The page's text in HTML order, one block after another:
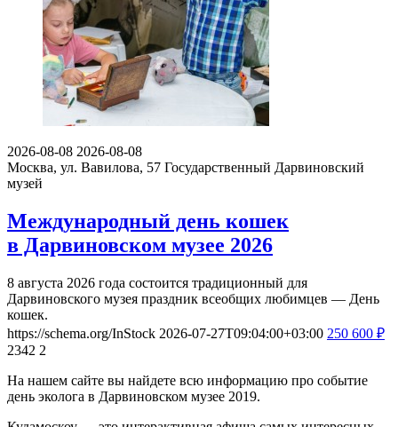
2026-08-08 2026-08-08
Москва, ул. Вавилова, 57 Государственный Дарвиновский
музей
Международный день кошек
в Дарвиновском музее 2026
8 августа 2026 года состоится традиционный для
Дарвиновского музея праздник всеобщих любимцев — День
кошек.
https://schema.org/InStock 2026-07-27T09:04:00+03:00 250 600 ₽
2342 2
На нашем сайте вы найдете всю информацию про событие
день эколога в Дарвиновском музее 2019.